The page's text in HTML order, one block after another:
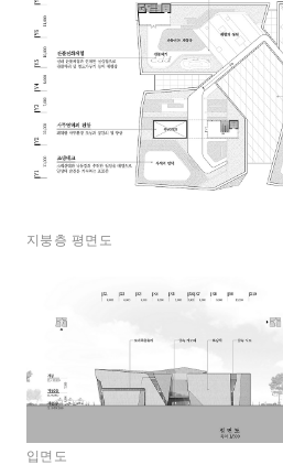
지붕층 평면도
입면도